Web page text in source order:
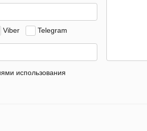
Viber Telegram
использования